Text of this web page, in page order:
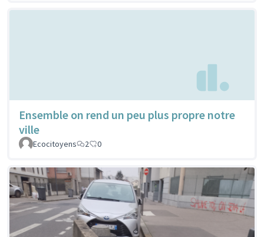
Ensemble on rend un peu plus propre notre
ville
Ecocitoyens 2 0